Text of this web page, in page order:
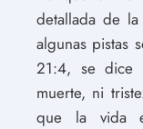
detallada de
algunas pistas
21:4, se dice
muerte, ni
que la vida